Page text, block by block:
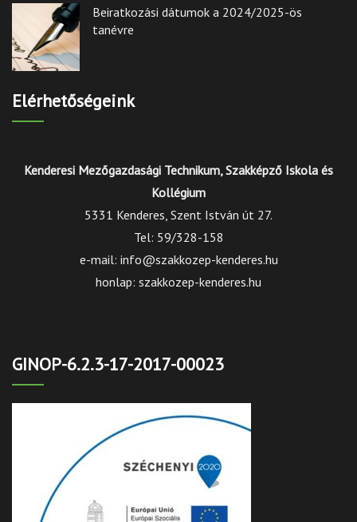
Beiratkozási dátumok a 2024/2025-ös
tanévre
Elérhetőségeink
Kenderesi Mezőgazdasági Technikum, Szakképző Iskola és
Kollégium
5331 Kenderes, Szent István út 27.
Tel: 59/328-158
e-mail: info@szakkozep-kenderes.hu
honlap: szakkozep-kenderes.hu
GINOP-6.2.3-17-2017-00023